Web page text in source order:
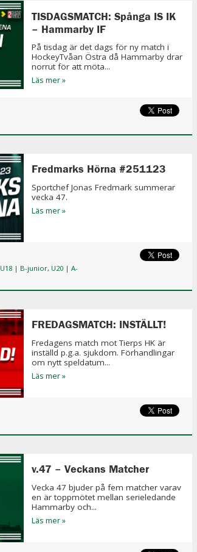
TISDAGSMATCH: Spånga IS IK
– Hammarby IF
På tisdag är det dags för ny match i
HockeyTvåan Östra då Hammarby drar
norrut för att möta...
Läs mer »
Fredmarks Hörna #251123
Sportchef Jonas Fredmark summerar
vecka 47.
Läs mer »
U18 | B-junior, U20 | A-
FREDAGSMATCH: INSTÄLLT!
Fredagens match mot Tierps HK är
inställd p.g.a. sjukdom. Förhandlingar
om nytt speldatum...
Läs mer »
v.47 – Veckans Matcher
Vecka 47 bjuder på fem matcher varav
en är toppmötet mellan serieledande
Hammarby och...
Läs mer »